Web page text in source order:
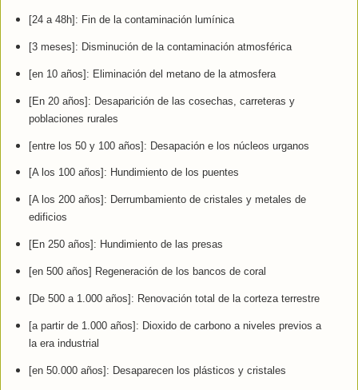
[24 a 48h]: Fin de la contaminación lumínica
[3 meses]: Disminución de la contaminación atmosférica
[en 10 años]: Eliminación del metano de la atmosfera
[En 20 años]: Desaparición de las cosechas, carreteras y
poblaciones rurales
[entre los 50 y 100 años]: Desapación e los núcleos urganos
[A los 100 años]: Hundimiento de los puentes
[A los 200 años]: Derrumbamiento de cristales y metales de
edificios
[En 250 años]: Hundimiento de las presas
[en 500 años] Regeneración de los bancos de coral
[De 500 a 1.000 años]: Renovación total de la corteza terrestre
[a partir de 1.000 años]: Dioxido de carbono a niveles previos a
la era industrial
[en 50.000 años]: Desaparecen los plásticos y cristales